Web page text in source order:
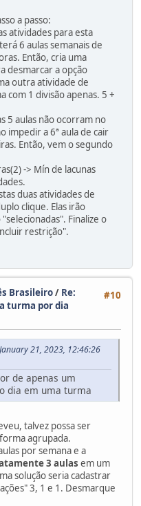
a passo:
atividades para esta
6 aulas semanais de
Então, cria uma
desmarcar a opção
outra atividade de
com 1 divisão apenas. 5 +
5 aulas não ocorram no
impedir a 6ª aula de cair
Então, vem o segundo
-> Mín de lacunas
duas atividades de
clique. Elas irão
Finalize o
restrição".
#10
Brasileiro/ Re:
turma por dia
21, 2023, 12:46:26
de apenas um
dia em uma turma
talvez possa ser
agrupada.
por semana e a
3 aulas em um
solução seria cadastrar
3, 1 e 1. Desmarque